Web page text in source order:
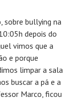
sobre bullying na
depois do
vimos que a
e porque
limpar a sala
buscar a pá e a
Marco, ficou